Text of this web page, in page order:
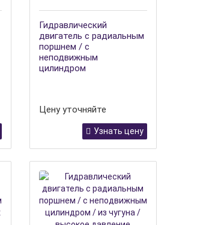
Гидравлический
двигатель с радиальным
поршнем / с
неподвижным
цилиндром
Цену уточняйте
Узнать цену